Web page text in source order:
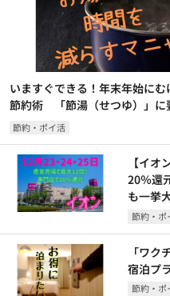
節約・ポイ活
いますぐできる！年末年始に
節約術 「節湯（せつゆ）」に
節約・ポ
【イ
20％還
も一挙
節約・ポ
「ワ
宿泊プ